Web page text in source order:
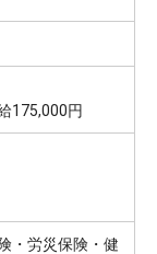
175,000円
・労災保険・健